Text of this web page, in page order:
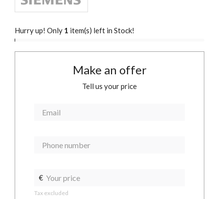
Hurry up! Only 1 item(s) left in Stock!
Make an offer
Tell us your price
€
Tax excluded